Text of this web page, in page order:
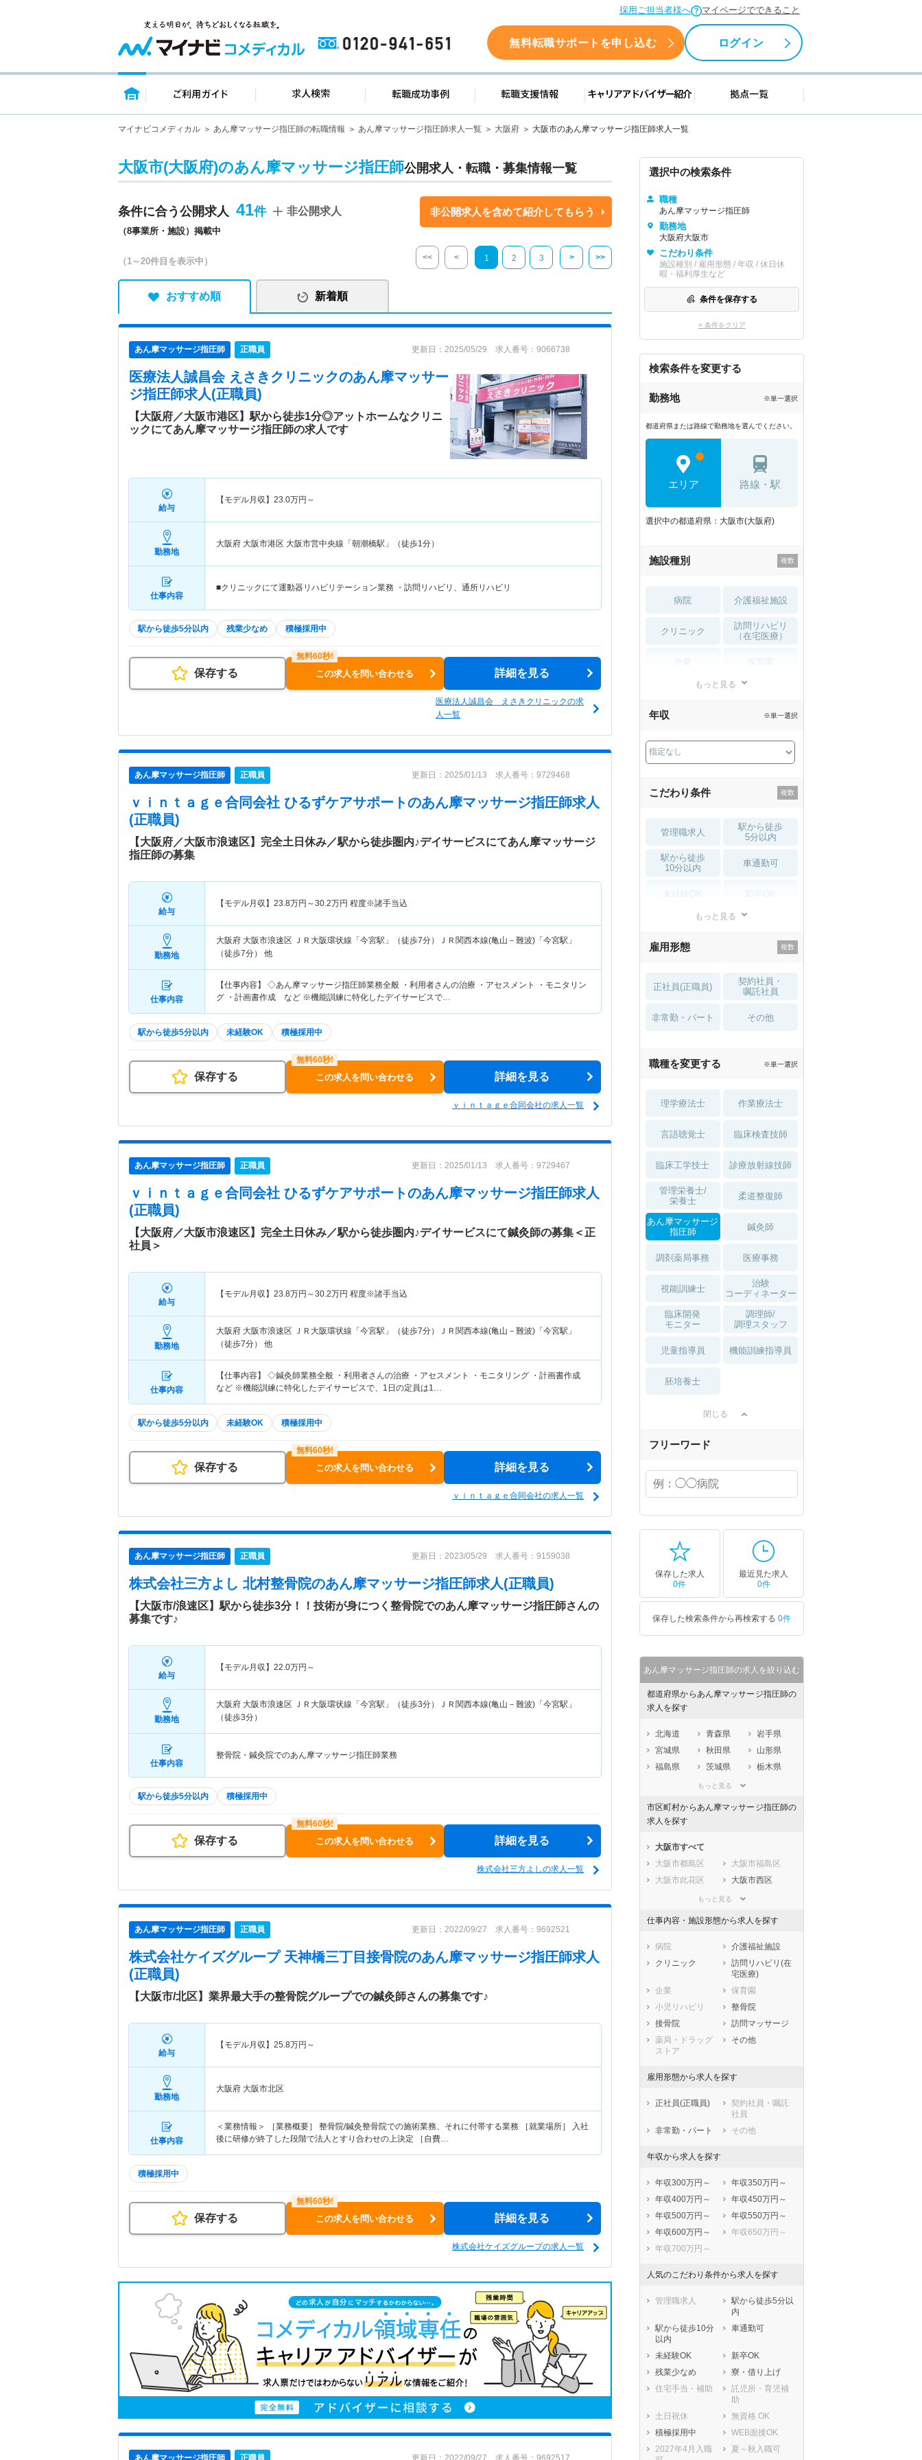
採用ご担当者様へ マイページでできること
0120-941-651 無料転職サポートを申し込む ログイン
トップページ ご利用ガイド 求人検索 転職成功事例 転職支援情報 キャリアアドバイザー紹介 拠点一覧
マイナビコメディカル あん摩マッサージ指圧師の転職情報 あん摩マッサージ指圧師求人一覧 大阪府 大阪市のあん摩マッサージ指圧師求人一覧
大阪市(大阪府)のあん摩マッサージ指圧師公開求人・転職・募集情報一覧
条件に合う公開求人 41
（8事業所・施設）掲載中
非公開求人 非公開求人を含めて紹介してもらう
（1～20件目を表示中） << < 1 2 3 > >>
おすすめ順 新着順
あん摩マッサージ指圧師 正職員 更新日：2025/05/29 求人番号：9066738
医療法人誠昌会 えさきクリニックのあん摩マッサー
ジ指圧師求人(正職員)
【大阪府／大阪市港区】駅から徒歩1分◎アットホームなクリニ
ックにてあん摩マッサージ指圧師の求人です
給与
【モデル月収】 23.0万円～
勤務地
大阪府 大阪市港区 大阪市営中央線「朝潮橋駅」（徒歩1分）
仕事内容
■クリニックにて運動器リハビリテーション業務 ・訪問リハビリ、通所リハビリ
駅から徒歩5分以内 残業少なめ 積極採用中
保存する この求人を問い合わせる 詳細を見る
医療法人誠昌会 えさきクリニックの求
人一覧
あん摩マッサージ指圧師 正職員 更新日：2025/01/13 求人番号：9729468
ｖｉｎｔａｇｅ合同会社 ひるずケアサポートのあん摩マッサージ指圧師求人
(正職員)
【大阪府／大阪市浪速区】完全土日休み／駅から徒歩圏内♪デイサービスにてあん摩マッサージ
指圧師の募集
給与
【モデル月収】 23.8万円～30.2万円 程度※諸手当込
勤務地
大阪府 大阪市浪速区 ＪＲ大阪環状線「今宮駅」（徒歩7分）ＪＲ関西本線(亀山－難波)「今宮駅」
（徒歩7分） 他
仕事内容
【仕事内容】 ◇あん摩マッサージ指圧師業務全般 ・利用者さんの治療 ・アセスメント ・モニタリン
グ ・計画書作成 など ※機能訓練に特化したデイサービスで…
駅から徒歩5分以内 未経験OK 積極採用中
保存する この求人を問い合わせる 詳細を見る
ｖｉｎｔａｇｅ合同会社の求人一覧
あん摩マッサージ指圧師 正職員 更新日：2025/01/13 求人番号：9729467
ｖｉｎｔａｇｅ合同会社 ひるずケアサポートのあん摩マッサージ指圧師求人
(正職員)
【大阪府／大阪市浪速区】完全土日休み／駅から徒歩圏内♪デイサービスにて鍼灸師の募集＜正
社員＞
給与
【モデル月収】 23.8万円～30.2万円 程度※諸手当込
勤務地
大阪府 大阪市浪速区 ＪＲ大阪環状線「今宮駅」（徒歩7分）ＪＲ関西本線(亀山－難波)「今宮駅」
（徒歩7分） 他
仕事内容
【仕事内容】 ◇鍼灸師業務全般 ・利用者さんの治療 ・アセスメント ・モニタリング ・計画書作成
など ※機能訓練に特化したデイサービスで、1日の定員は1…
駅から徒歩5分以内 未経験OK 積極採用中
保存する この求人を問い合わせる 詳細を見る
ｖｉｎｔａｇｅ合同会社の求人一覧
あん摩マッサージ指圧師 正職員 更新日：2023/05/29 求人番号：9159038
株式会社三方よし 北村整骨院のあん摩マッサージ指圧師求人(正職員)
【大阪市/浪速区】駅から徒歩3分！！技術が身につく整骨院でのあん摩マッサージ指圧師さんの
募集です♪
給与
【モデル月収】 22.0万円～
勤務地
大阪府 大阪市浪速区 ＪＲ大阪環状線「今宮駅」（徒歩3分）ＪＲ関西本線(亀山－難波)「今宮駅」
（徒歩3分）
仕事内容
整骨院・鍼灸院でのあん摩マッサージ指圧師業務
駅から徒歩5分以内 積極採用中
保存する この求人を問い合わせる 詳細を見る
株式会社三方よしの求人一覧
あん摩マッサージ指圧師 正職員 更新日：2022/09/27 求人番号：9692521
株式会社ケイズグループ 天神橋三丁目接骨院のあん摩マッサージ指圧師求人
(正職員)
【大阪市/北区】業界最大手の整骨院グループでの鍼灸師さんの募集です♪
給与
【モデル月収】 25.8万円～
勤務地
大阪府 大阪市北区
仕事内容
＜業務情報＞ ［業務概要］ 整骨院/鍼灸整骨院での施術業務、それに付帯する業務 ［就業場所］ 入社
後に研修が終了した段階で法人とすり合わせの上決定 ［自費…
積極採用中
保存する この求人を問い合わせる 詳細を見る
株式会社ケイズグループの求人一覧
あん摩マッサージ指圧師 正職員 更新日：2022/09/27 求人番号：9692517
選択中の検索条件
職種
あん摩マッサージ指圧師
勤務地
大阪府大阪市
こだわり条件
施設種別 / 雇用形態 / 年収 / 休日休
暇・福利厚生など
条件を保存する
× 条件をクリア
検索条件を変更する
勤務地 ※単一選択
都道府県または路線で勤務地を選んでください。
エリア 路線・駅
選択中の都道府県：大阪市(大阪府)
施設種別
病院 介護福祉施設
クリニック
訪問リハビリ
（在宅医療）
薬局・
もっと見る
年収 ※単一選択
こだわり条件
管理職求人
駅から徒歩
5分以内
駅から徒歩
10分以内
車通勤可
住宅手当・補助
土日祝休 無資格 OK
積極採用中 WEB面接OK
もっと見る
雇用形態
正社員(正職員)
契約社員・
嘱託社員
非常勤・パート その他
職種を変更する ※単一選択
理学療法士 作業療法士
言語聴覚士 臨床検査技師
臨床工学技士 診療放射線技師
管理栄養士/
栄養士
柔道整復師
あん摩マッサージ
指圧師
鍼灸師
調剤薬局事務 医療事務
視能訓練士
治験
コーディネーター
臨床開発
モニター
調理師/
調理スタッフ
児童指導員 機能訓練指導員
胚培養士
閉じる
フリーワード
保存した求人
0件
最近見た求人
0件
保存した検索条件から再検索する 0件
あん摩マッサージ指圧師の求人を絞り込む
都道府県からあん摩マッサージ指圧師の
求人を探す
北海道 青森県
岩手県
宮城県
秋田県
山形県
福島県
茨城県
栃木県
埼玉県
山梨県
静岡県
滋賀県
京都府
大阪府
兵庫県
奈良県
和歌山県
島根県
広島県
山口県
徳島県
福岡県
佐賀県
長崎県
熊本県
大分県
宮崎県
もっと見る
市区町村からあん摩マッサージ指圧師の
求人を探す
大阪市すべて
大阪市都島区
大阪市福島区
大阪市此花区
大阪市西区
大阪市大正区
大阪市東成区
大阪市生野区
大阪市旭区
大阪市城東区
大阪市住吉区
大阪市東住吉区
大阪市西成区
大阪市淀川区
大阪市鶴見区
大阪市住之江区
大阪市平野区
大阪市北区
大阪市中央区
堺市堺区
堺市中区
堺市北区
堺市美原区
岸和田市
池田市
吹田市
泉大津市
高槻市
貝塚市
守口市
枚方市
茨木市
八尾市
河内長野市
松原市
柏原市
羽曳野市
門真市
摂津市
藤井寺市
東大阪市
泉南市
四條畷市
交野市
大阪狭山市
泉南郡田尻町
もっと見る
仕事内容・施設形態から求人を探す
病院
介護福祉施設
クリニック
訪問リハビリ(在
宅医療)
企業
保育園
小児リハビリ
整骨院
接骨院
訪問マッサージ
薬局・ドラッグ
ストア
その他
雇用形態から求人を探す
正社員(正職員)
契約社員・嘱託
社員
非常勤・パート
その他
年収から求人を探す
年収300万円～
年収350万円～
年収400万円～
年収450万円～
年収500万円～
年収550万円～
年収600万円～
年収650万円～
年収700万円～
人気のこだわり条件から求人を探す
管理職求人
駅から徒歩5分以
内
駅から徒歩10分
以内
車通勤可
未経験OK
新卒OK
残業少なめ
寮・借り上げ
住宅手当・補助
託児所・育児補
助
土日祝休
無資格 OK
積極採用中
WEB面接OK
2027年4月入職
夏～秋入職可